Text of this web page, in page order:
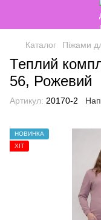
Каталог Піжами
Теплий
56, Рожевий
Артикул: 20170-2
НОВИНКА
ХІТ